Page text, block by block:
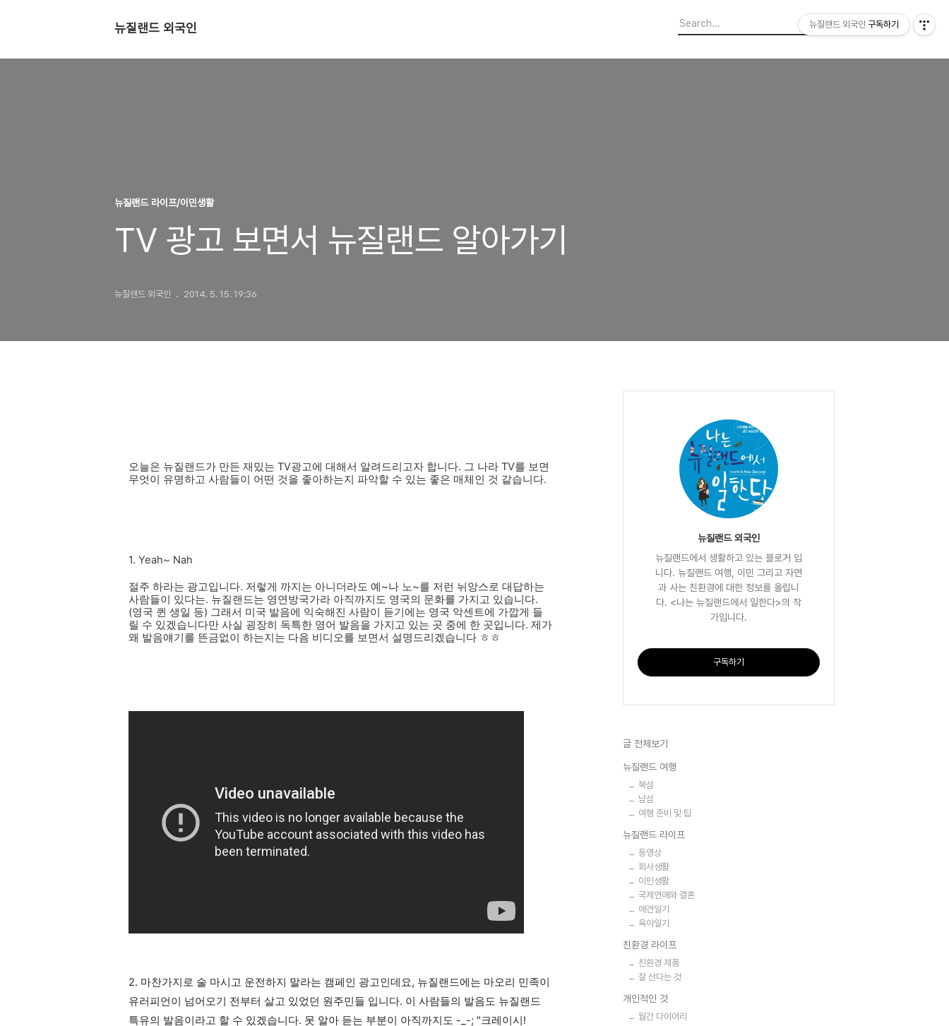
뉴질랜드 외국인
뉴질랜드 라이프/이민생활
TV 광고 보면서 뉴질랜드 알아가기
뉴질랜드 외국인 2014. 5. 15. 19:36
오늘은 뉴질랜드가 만든 재밌는 TV광고에 대해서 알려드리고자 합니다. 그 나라 TV를 보면
무엇이 유명하고 사람들이 어떤 것을 좋아하는지 파악할 수 있는 좋은 매체인 것 같습니다.
1. Yeah~ Nah
절주 하라는 광고입니다. 저렇게 까지는 아니더라도 예~나 노~를 저런 뉘앙스로 대답하는
사람들이 있다는. 뉴질랜드는 영연방국가라 아직까지도 영국의 문화를 가지고 있습니다.
(영국 퀸 생일 등) 그래서 미국 발음에 익숙해진 사람이 듣기에는 영국 악센트에 가깝게 들
릴 수 있겠습니다만 사실 굉장히 독특한 영어 발음을 가지고 있는 곳 중에 한 곳입니다. 제가
왜 발음얘기를 뜬금없이 하는지는 다음 비디오를 보면서 설명드리겠습니다 ㅎㅎ
2. 마찬가지로 술 마시고 운전하지 말라는 캠페인 광고인데요, 뉴질랜드에는 마오리 민족이
유러피언이 넘어오기 전부터 살고 있었던 원주민들 입니다. 이 사람들의 발음도 뉴질랜드
특유의 발음이라고 할 수 있겠습니다. 못 알아 듣는 부분이 아직까지도 -_-; "크레이시!
뉴질랜드 외국인
뉴질랜드에서 생활하고 있는 블로거 입
니다. 뉴질랜드 여행, 이민 그리고 자연
과 사는 친환경에 대한 정보를 올립니
다. <나는 뉴질랜드에서 일한다>의 작
가입니다.
구독하기
글 전체보기
뉴질랜드 여행
북섬
남섬
여행 준비 및 팁
뉴질랜드 라이프
동영상
회사생활
이민생활
국제연애와 결혼
애견일기
육아일기
친환경 라이프
친환경 제품
잘 산다는 것
개인적인 것
월간 다이어리
뉴질랜드 외국인 구독하기